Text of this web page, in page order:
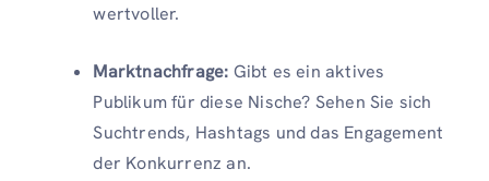
wertvoller.
Marktnachfrage: Gibt es ein aktives
Publikum für diese Nische? Sehen Sie sich
Suchtrends, Hashtags und das Engagement
der Konkurrenz an.